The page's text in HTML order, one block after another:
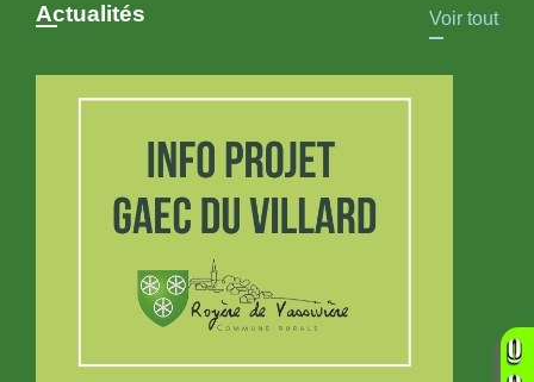
Actualités Voir tout